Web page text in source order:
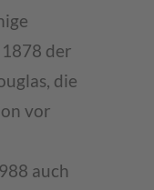
der
die
vor
auch